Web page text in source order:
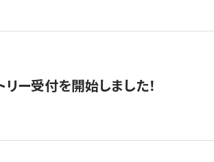
ー受付を開始しました！